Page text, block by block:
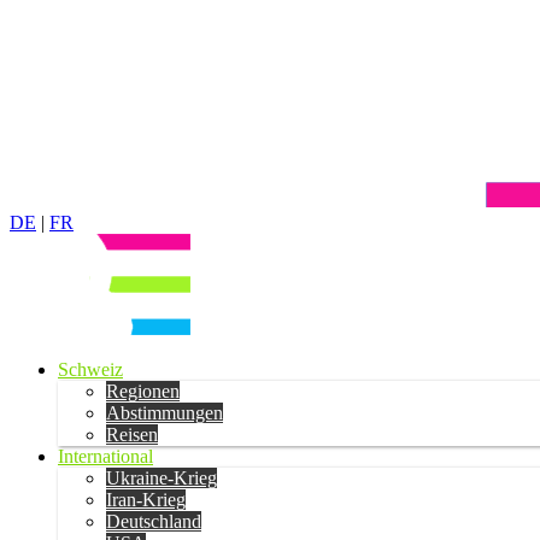
DE | FR
Schweiz
Regionen
Abstimmungen
Reisen
International
Ukraine-Krieg
Iran-Krieg
Deutschland